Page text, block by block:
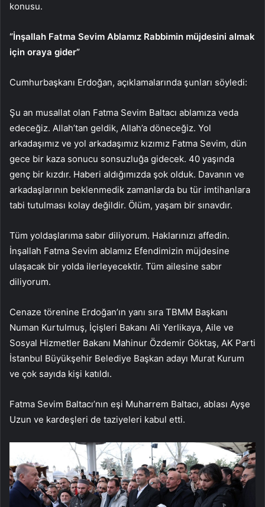
konusu.
“İnşallah Fatma Sevim Ablamız Rabbimin müjdesini almak
için oraya gider”
Cumhurbaşkanı Erdoğan, açıklamalarında şunları söyledi:
Şu an musallat olan Fatma Sevim Baltacı ablamıza veda
edeceğiz. Allah’tan geldik, Allah’a döneceğiz. Yol
arkadaşımız ve yol arkadaşımız kızımız Fatma Sevim, dün
gece bir kaza sonucu sonsuzluğa gidecek. 40 yaşında
genç bir kızdır. Haberi aldığımızda şok olduk. Davanın ve
arkadaşlarının beklenmedik zamanlarda bu tür imtihanlara
tabi tutulması kolay değildir. Ölüm, yaşam bir sınavdır.
Tüm yoldaşlarıma sabır diliyorum. Haklarınızı affedin.
İnşallah Fatma Sevim ablamız Efendimizin müjdesine
ulaşacak bir yolda ilerleyecektir. Tüm ailesine sabır
diliyorum.
Cenaze törenine Erdoğan’ın yanı sıra TBMM Başkanı
Numan Kurtulmuş, İçişleri Bakanı Ali Yerlikaya, Aile ve
Sosyal Hizmetler Bakanı Mahinur Özdemir Göktaş, AK Parti
İstanbul Büyükşehir Belediye Başkan adayı Murat Kurum
ve çok sayıda kişi katıldı.
Fatma Sevim Baltacı’nın eşi Muharrem Baltacı, ablası Ayşe
Uzun ve kardeşleri de taziyeleri kabul etti.